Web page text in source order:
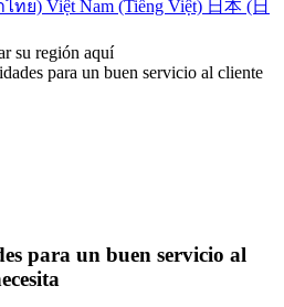
ไทย) Việt Nam (Tiếng Việt) 日本 (日
su región aquí
para un buen servicio al cliente
para un buen servicio al